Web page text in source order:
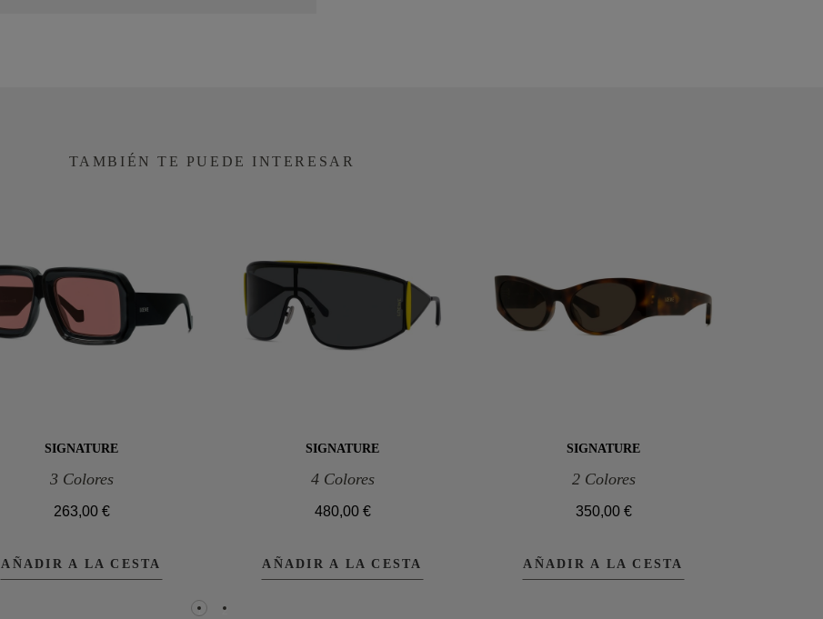
TAMBIÉN TE PUEDE INTERESAR
SIGNATURE
3 Colores
263,00 €
AÑADIR A LA CESTA
SIGNATURE
4 Colores
480,00 €
AÑADIR A LA CESTA
SIGNATURE
2 Colores
350,00 €
AÑADIR A LA CESTA
1 2